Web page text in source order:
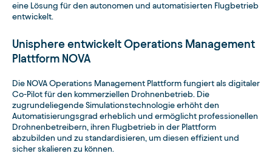
eine Lösung für den autonomen und automatisierten Flugbetrieb
entwickelt.
Unisphere entwickelt Operations Management
Plattform NOVA
Die NOVA Operations Management Plattform fungiert als digitaler
Co-Pilot für den kommerziellen Drohnenbetrieb. Die
zugrundeliegende Simulationstechnologie erhöht den
Automatisierungsgrad erheblich und ermöglicht professionellen
Drohnenbetreibern, ihren Flugbetrieb in der Plattform
abzubilden und zu standardisieren, um diesen effizient und
sicher skalieren zu können.